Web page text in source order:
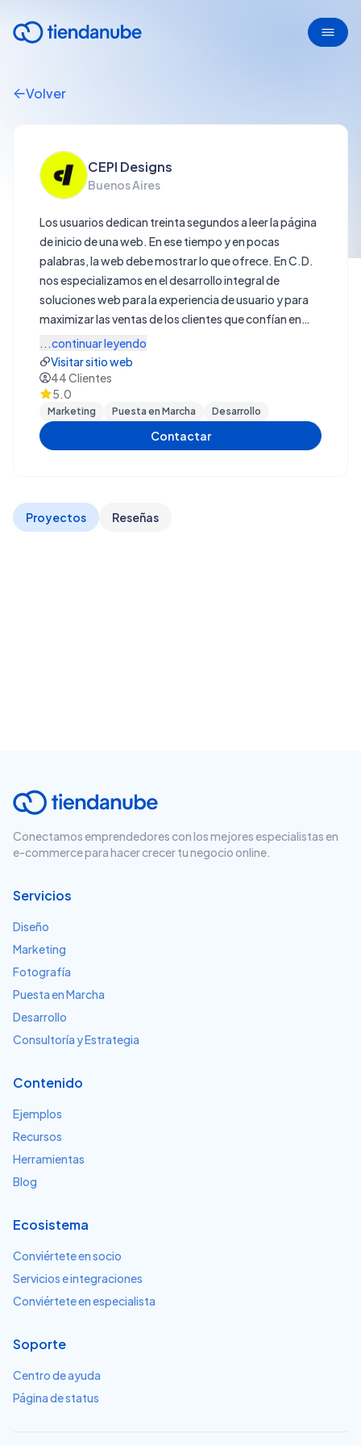
Volver
CEPI Designs
Buenos Aires
Los usuarios dedican treinta segundos a leer la página
de inicio de una web. En ese tiempo y en pocas
palabras, la web debe mostrar lo que ofrece. En C.D.
nos especializamos en el desarrollo integral de
soluciones web para la experiencia de usuario y para
maximizar las ventas de los clientes que confían en
nosotros.
...continuar leyendo
Visitar sitio web
44Clientes
5.0
Marketing Puesta en Marcha Desarrollo
Contactar
Proyectos Reseñas
Conectamos emprendedores con los mejores especialistas en
e-commerce para hacer crecer tu negocio online.
Servicios
Diseño
Marketing
Fotografía
Puesta en Marcha
Desarrollo
Consultoría y Estrategia
Contenido
Ejemplos
Recursos
Herramientas
Blog
Ecosistema
Conviértete en socio
Servicios e integraciones
Conviértete en especialista
Soporte
Centro de ayuda
Página de status